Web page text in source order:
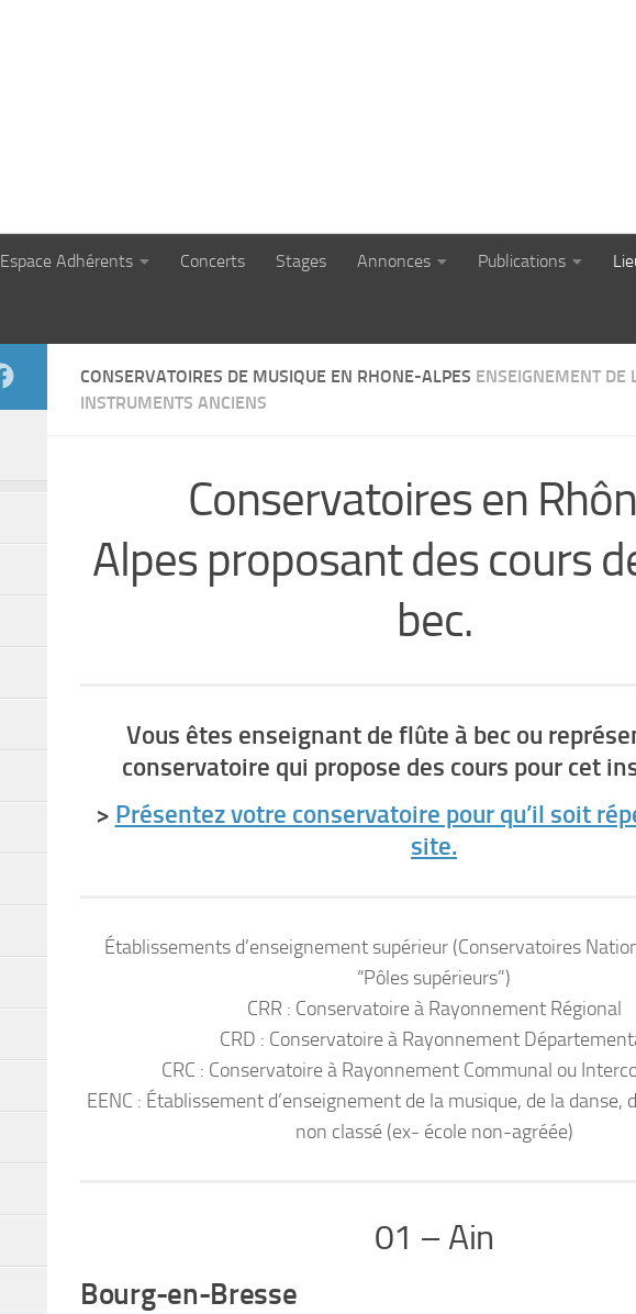
Espace Adhérents Concerts Stages Annonces Publications
CONSERVATOIRES DE MUSIQUE EN RHONE-ALPES ENSEIGNEMENT DE
INSTRUMENTS ANCIENS
Conservatoires en
Alpes proposant des cours
bec.
Vous êtes enseignant de flûte à bec ou
conservatoire qui propose des cours pour cet
> Présentez votre conservatoire pour qu’il soit
site.
Établissements d’enseignement supérieur (Conservatoires
“Pôles supérieurs”)
CRR : Conservatoire à Rayonnement Régional
CRD : Conservatoire à Rayonnement
CRC : Conservatoire à Rayonnement Communal ou
EENC : Établissement d’enseignement de la musique, de la danse,
non classé (ex- école non-agréée)
01 – Ain
Bourg-en-Bresse